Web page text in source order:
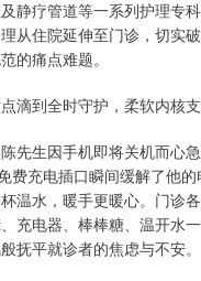
静疗管道等一系列护理专
从住院延伸至门诊，切实
的痛点难题。
滴到全时守护，柔软内核
先生因手机即将关机而心
费充电插口瞬间缓解了他
温水，暖手更暖心。门诊
充电器、棒棒糖、温开水
抚平就诊者的焦虑与不安。